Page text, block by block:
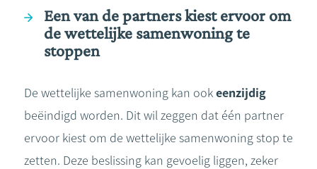
Een van de partners kiest ervoor om
de wettelijke samenwoning te
stoppen
De wettelijke samenwoning kan ookeenzijdig
beëindigd worden. Dit wil zeggen dat één partner
ervoor kiest om de wettelijke samenwoning stop te
zetten. Deze beslissing kan gevoelig liggen, zeker